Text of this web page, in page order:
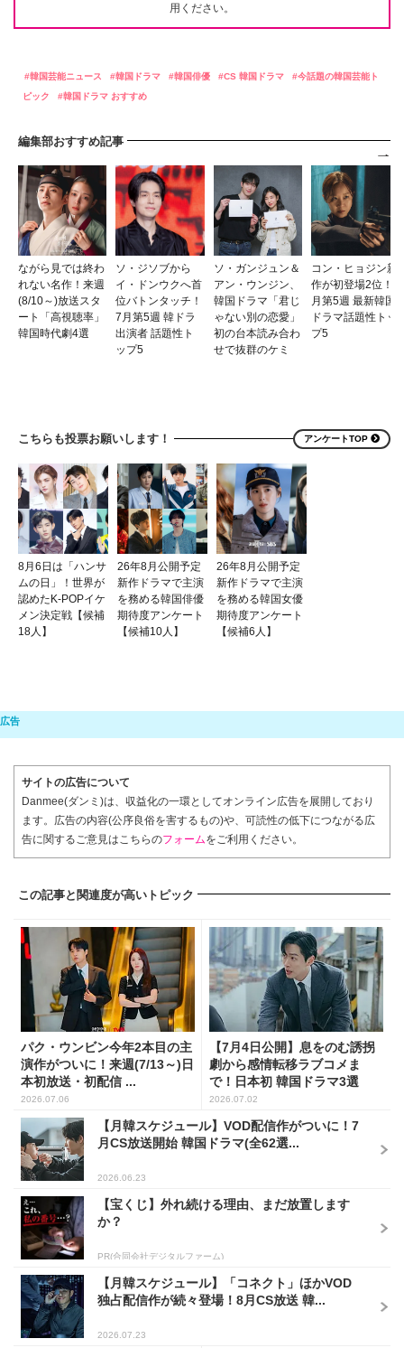
用ください。
韓国芸能ニュース 韓国ドラマ 韓国俳優 CS 韓国ドラマ
今話題の韓国芸能ト
ピック
韓国ドラマ おすすめ
編集部おすすめ記事
ながら見では終わ
れない名作！来週
(8/10～)放送スタ
ート「高視聴率」
韓国時代劇4選
ソ・ジソブから
イ・ドンウクへ首
位バトンタッチ！
7月第5週 韓ドラ
出演者 話題性ト
ップ5
ソ・ガンジュン＆
アン・ウンジン、
韓国ドラマ「君じ
ゃない別の恋愛」
初の台本読み合わ
せで抜群のケミ
コン・ヒョジン新
作が初登場2位！7
月第5週 最新韓国
ドラマ話題性トッ
プ5
こちらも投票お願いします！ アンケートTOP
8月6日は「ハンサ
ムの日」！世界が
認めたK-POPイケ
メン決定戦【候補
18人】
26年8月公開予定
新作ドラマで主演
を務める韓国俳優
期待度アンケート
【候補10人】
26年8月公開予定
新作ドラマで主演
を務める韓国女優
期待度アンケート
【候補6人】
サイトの広告について
Danmee(ダンミ)は、収益化の一環としてオンライン広告を展開しており
ます。広告の内容(公序良俗を害するもの)や、可読性の低下につながる広
告に関するご意見はこちらのフォームをご利用ください。
この記事と関連度が高いトピック
パク・ウンビン今年2本目の主
演作がついに！来週(7/13～)日
本初放送・初配信 ...
2026.07.06
【7月4日公開】息をのむ誘拐
劇から感情転移ラブコメま
で！日本初 韓国ドラマ3選
2026.07.02
【月韓スケジュール】VOD配信作がついに！7
月CS放送開始 韓国ドラマ(全62選...
2026.06.23
【宝くじ】外れ続ける理由、まだ放置します
か？
PR(合同会社デジタルファーム)
【月韓スケジュール】「コネクト」ほかVOD
独占配信作が続々登場！8月CS放送 韓...
2026.07.23